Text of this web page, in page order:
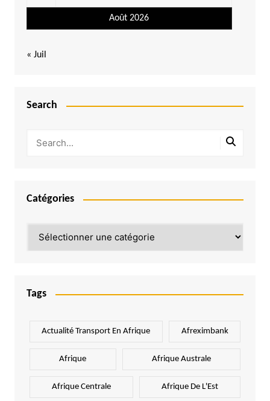
Août 2026
« Juil
Search
Catégories
Tags
Actualité Transport En Afrique Afreximbank
Afrique Afrique Australe
Afrique Centrale Afrique De L'Est